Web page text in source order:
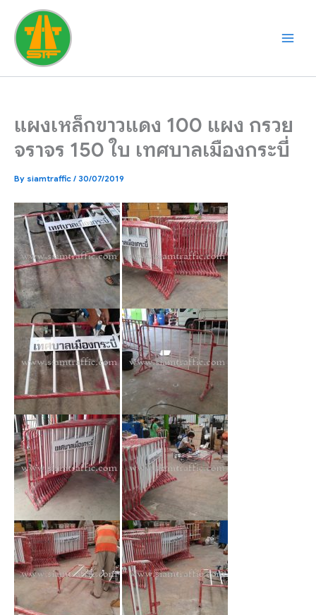
content
แผงเหล็กขาวแดง 100 แผง กรวย
จราจร 150 ใบ เทศบาลเมืองกระบี่
By siamtraffic / 30/07/2019